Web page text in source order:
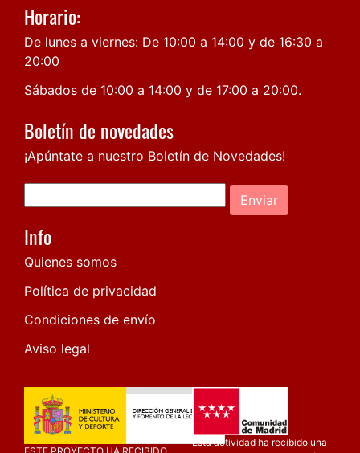
Horario:
De lunes a viernes: De 10:00 a 14:00 y de 16:30 a
20:00
Sábados de 10:00 a 14:00 y de 17:00 a 20:00.
Boletín de novedades
¡Apúntate a nuestro Boletín de Novedades!
Enviar
Info
Quienes somos
Política de privacidad
Condiciones de envío
Aviso legal
Esta actividad ha recibido una